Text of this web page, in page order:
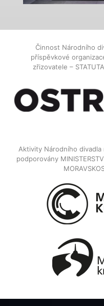
Činnost Národního
příspěvkové
zřizovatele –
Aktivity Národního
podporovány